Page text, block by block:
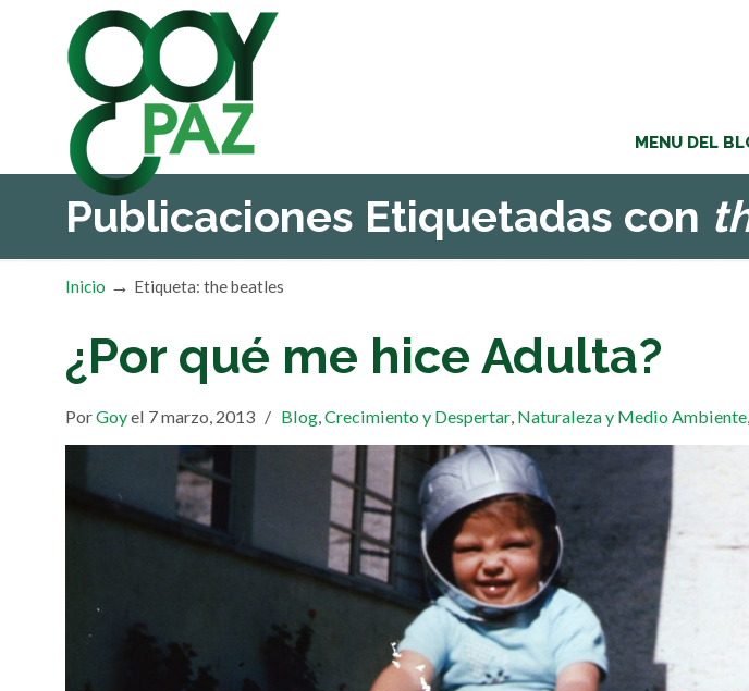
MENU DEL
Publicaciones Etiquetadas con
Inicio → Etiqueta: the beatles
¿Por qué me hice Adulta?
PorGoyel 7 marzo, 2013 / Blog,Crecimiento y Despertar, Naturaleza y Medio Ambiente